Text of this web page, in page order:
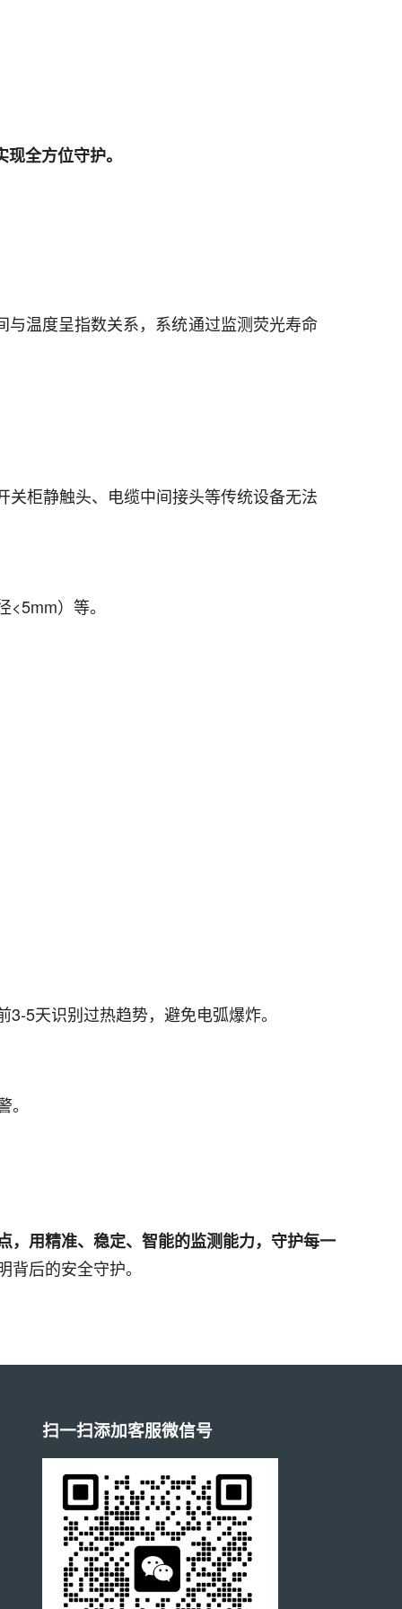
全方位守护。
温度呈指数关系，系统通过监测荧光寿命
柜静触头、电缆中间接头等传统设备无法
）等。
5天识别过热趋势，避免电弧爆炸。
，用精准、稳定、智能的监测能力，守护每一
后的安全守护。
扫一扫添加客服微信号